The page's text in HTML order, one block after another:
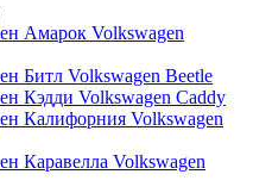
Volkswagen
Volkswagen Beetle
Volkswagen Caddy
Volkswagen
Volkswagen